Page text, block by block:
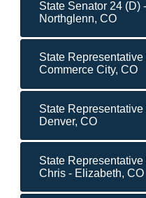
State Senator 24 (D)
Northglenn, CO
State
Commerce City, CO
State
Denver, CO
State
Chris - Elizabeth, CO